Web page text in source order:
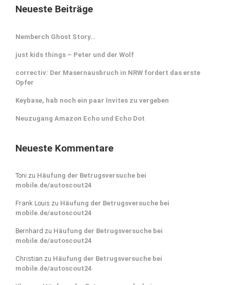
Neueste Beiträge
Nemberch Ghost Story…
just kids things – Peter und der Wolf
correctiv: Der Masernausbruch in NRW fordert das erste
Opfer
Keybase, hab noch ein paar Invites zu vergeben
Neuzugang Amazon Echo und Echo Dot
Neueste Kommentare
Toni zu Häufung der Betrugsversuche bei
mobile.de/autoscout24
Frank Louis zu Häufung der Betrugsversuche bei
mobile.de/autoscout24
Bernhard zu Häufung der Betrugsversuche bei
mobile.de/autoscout24
Christian zu Häufung der Betrugsversuche bei
mobile.de/autoscout24